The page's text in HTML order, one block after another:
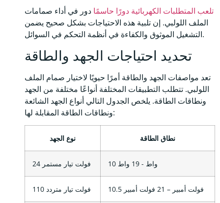
تلعب المتطلبات الكهربائية دورًا حاسمًا دور في أداء صمامات
الملف اللولبي. إن تلبية هذه الاحتياجات بشكل صحيح يضمن
التشغيل الموثوق والكفاءة في أنظمة التحكم في السوائل.
تحديد احتياجات الجهد والطاقة
تعد مواصفات الجهد والطاقة أمرًا حيويًا لاختيار صمام الملف
اللولبي. تتطلب التطبيقات المختلفة أنواعًا مختلفة من الجهد
ونطاقات الطاقة. يلخص الجدول التالي أنواع الجهد الشائعة
ونطاقات الطاقة المقابلة لها:
نوع الجهد نطاق الطاقة
24 فولت تيار مستمر 10 واط - 19 واط
110 فولت تيار متردد 10.5 فولت أمبير – 21 فولت أمبير